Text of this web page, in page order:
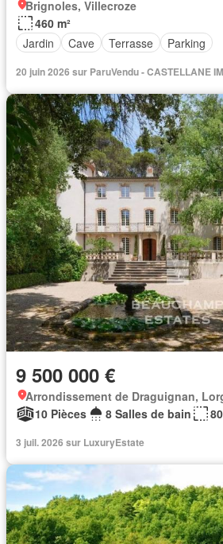
Brignoles, Villecroze
460 m²
Jardin
Cave Terrasse Parking
20 juin 2026 sur ParuVendu - CASTELLANE
9 500 000 €
Arrondissement de Draguignan,
10 Pièces
8 Salles de bain
3 juil. 2026 sur LuxuryEstate